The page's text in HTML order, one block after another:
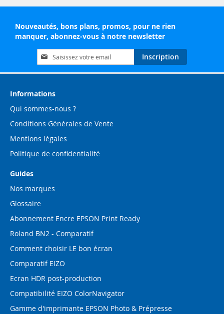
Nouveautés, bons plans, promos, pour ne rien
manquer, abonnez-vous à notre newsletter
Inscription
à
notre
d’information
Inscription
Informations
Qui sommes-nous ?
Conditions Générales de Vente
Mentions légales
Politique de confidentialité
Guides
Nos marques
Glossaire
Abonnement Encre EPSON Print Ready
Roland BN2 - Comparatif
Comment choisir LE bon écran
Comparatif EIZO
Ecran HDR post-production
Compatibilité EIZO ColorNavigator
Gamme d'imprimante EPSON Photo & Prépresse